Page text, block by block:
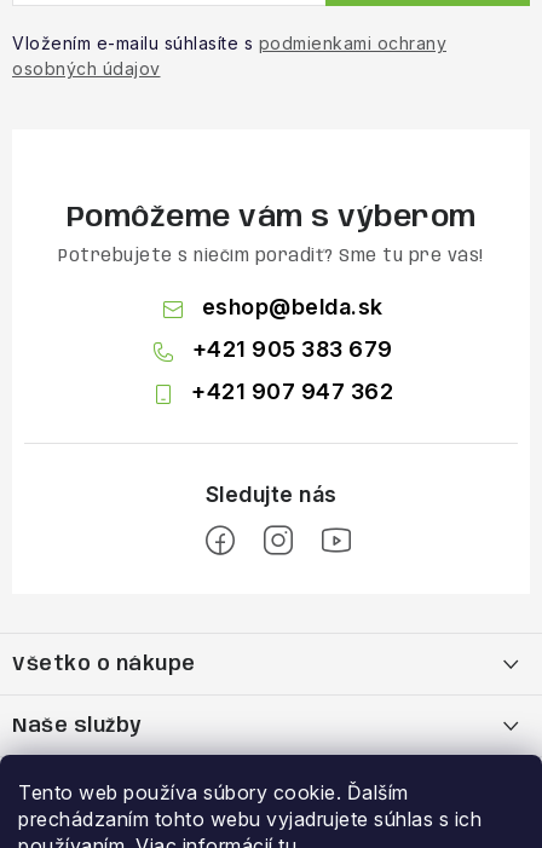
Tento web používa súbory cookie. Ďalším
prechádzaním tohto webu vyjadrujete súhlas s ich
Vložením e-mailu súhlasíte s podmienkami ochrany
osobných údajov
Pomôžeme vám s výberom
Potrebujete s niečím poradiť? Sme tu pre vás!
eshop@belda.sk
+421 905 383 679
+421 907 947 362
p
ä
t
Všetko o nákupe
OBCHODNÉ PODMIENKY
Naše služby
Bootfitting - Tvarovanie Lyžiarok v Nitre
Výhody a zľavy
Garancia najnižšej ceny